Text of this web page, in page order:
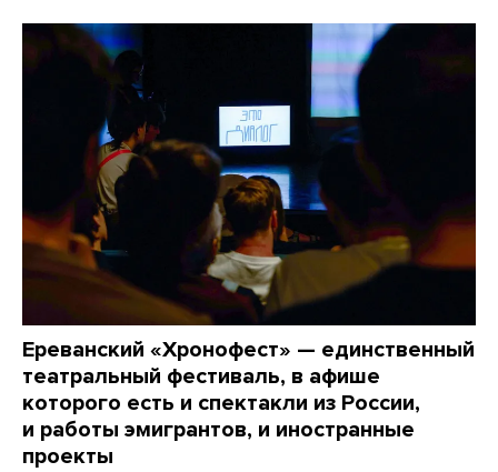
Ереванский «Хронофест» — единственный
театральный фестиваль, в афише
которого есть и спектакли из России,
и работы эмигрантов, и иностранные
проекты